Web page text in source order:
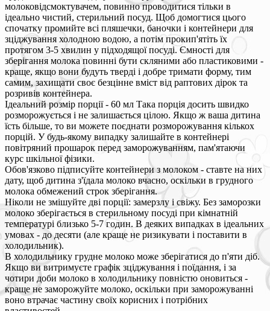
молоковідсмоктувачем, повинно проводитися тільки в
ідеально чистий, стерильний посуд. Щоб домогтися цього
спочатку промийте всі пляшечки, баночки і контейнери для
зціджування холодною водою, а потім прокип'ятіть їх
протягом 3-5 хвилин у підходящої посуді. Ємності для
зберігання молока повинні бути скляними або пластиковими -
краще, якщо вони будуть тверді і добре тримати форму, тим
самим, захищати своє безцінне вміст від раптових дірок та
розривів контейнера.
Ідеальний розмір порції - 60 мл Така порція досить швидко
розморожується і не залишається цілою. Якщо ж ваша дитина
їсть більше, то ви можете поєднати розморожування кількох
порцій. У будь-якому випадку залишайте в контейнері
повітряний прошарок перед заморожуванням, пам'ятаючи
курс шкільної фізики.
Обов'язково підписуйте контейнери з молоком - ставте на них
дату, щоб дитина з'їдала молоко вчасно, оскільки в грудного
молока обмежений строк зберігання.
Ніколи не змішуйте дві порції: замерзлу і свіжу. Без заморозки
молоко зберігається в стерильному посуді при кімнатній
температурі близько 5-7 годин. В деяких випадках в ідеальних
умовах - до десяти (але краще не ризикувати і поставити в
холодильник).
В холодильнику грудне молоко може зберігатися до п'яти діб.
Якщо ви витримуєте графік зціджування і поїдання, і за
чотири доби молоко в холодильнику повністю оновиться -
краще не заморожуйте молоко, оскільки при заморожуванні
воно втрачає частину своїх корисних і потрібних